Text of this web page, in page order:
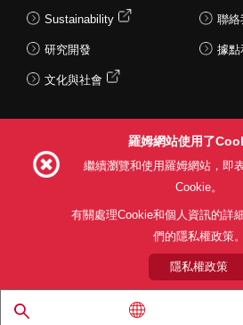
Sustainability
研究開發
文化與社會
聯絡
據點
利用目的 隱私
關於本公司產品銷售之標準
© 1997 - 2026 ROHM CO., LTD. ALL
羅姆網站使用了
繼續瀏覽和使用羅姆網站，即
Cookie。
有關處理Cookie和個人資訊的詳
們的隱私權政策。
隱私權政策